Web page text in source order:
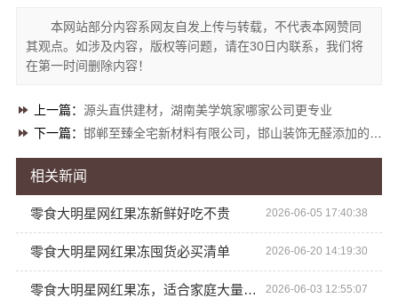
本网站部分内容系网友自发上传与转载，不代表本网赞同
其观点。如涉及内容，版权等问题，请在30日内联系，我们将
在第一时间删除内容！
上一篇： 源头直供建材，湖南美学筑家哪家公司更专业
下一篇： 邯郸至臻全宅新材料有限公司，邯山装饰无醛添加的理想之选
相关新闻
零食大明星网红果冻新鲜好吃不贵 2026-06-05 17:40:38
零食大明星网红果冻囤货必买清单 2026-06-20 14:19:30
零食大明星网红果冻，适合家庭大量囤货 2026-06-03 12:55:07